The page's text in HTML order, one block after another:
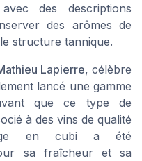
des descriptions
des arômes de
structure tannique.
Lapierre, célèbre
lancé une gamme
que ce type de
à des vins de qualité
en cubi a été
sa fraîcheur et sa